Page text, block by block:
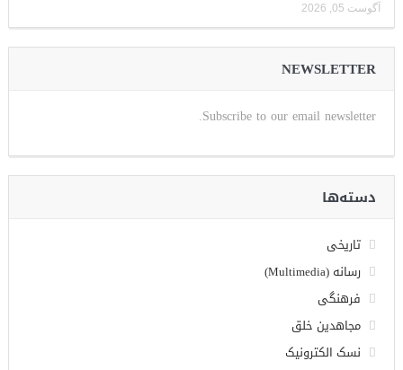
آگوست 05, 2026
NEWSLETTER
Subscribe to our email newsletter.
دسته‌ها
تاریخی
رسانه (Multimedia)
فرهنگی
مجاهدین خلق
نسک الکترونیک